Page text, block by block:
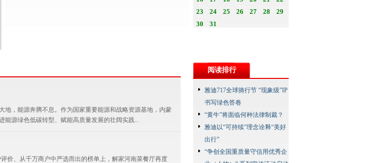
阅读排行
雅迪717全球骑行节 “现象级”IP
书写绿色答卷
“黄牛”将面临何种法律制裁？
雅迪以“可持续”理念诠释“美好
出行”
“争创全国重质量守信用优秀企
，能源奔腾不息。作为国家重要能源和战略资源基地，内蒙
能源绿色低碳转型、赋能高质量发展的壮阔实践...
、从千万商户中严选而出的榜单上，解家河南菜餐厅再度